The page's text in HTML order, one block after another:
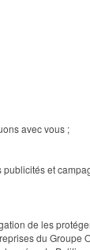
avec vous ;
et
de les
du Groupe